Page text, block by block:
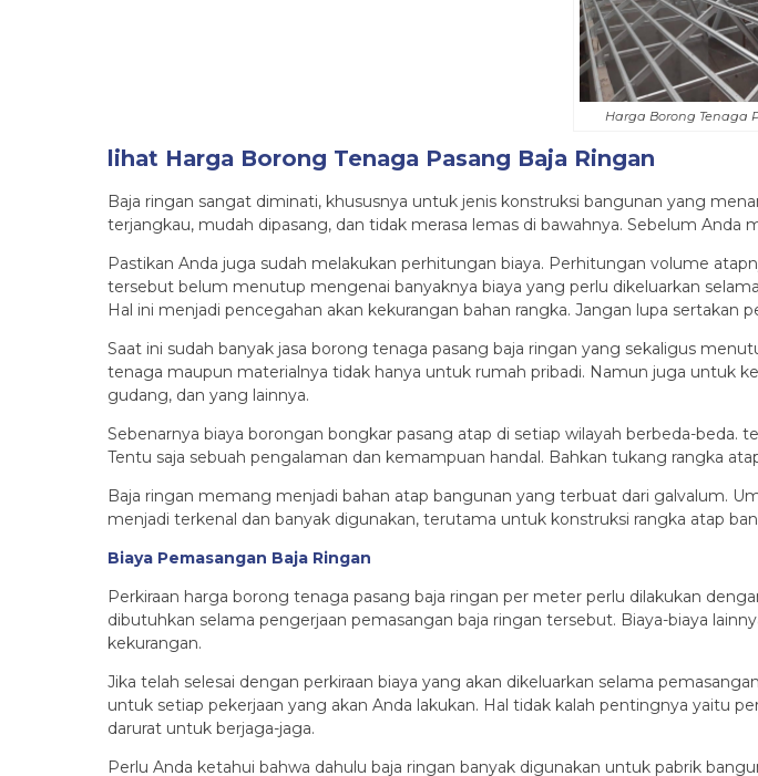
Harga Borong Tenaga
lihat Harga Borong Tenaga Pasang Baja Ringan
Baja ringan sangat diminati, khususnya untuk jenis konstruksi bangunan yang
terjangkau, mudah dipasang, dan tidak merasa lemas di bawahnya. Sebelum Anda
Pastikan Anda juga sudah melakukan perhitungan biaya. Perhitungan volume
tersebut belum menutup mengenai banyaknya biaya yang perlu dikeluarkan
Hal ini menjadi pencegahan akan kekurangan bahan rangka. Jangan lupa sertakan
Saat ini sudah banyak jasa borong tenaga pasang baja ringan yang sekaligus
tenaga maupun materialnya tidak hanya untuk rumah pribadi. Namun juga untuk
gudang, dan yang lainnya.
Sebenarnya biaya borongan bongkar pasang atap di setiap wilayah berbeda-beda.
Tentu saja sebuah pengalaman dan kemampuan handal. Bahkan tukang rangka
Baja ringan memang menjadi bahan atap bangunan yang terbuat dari galvalum.
menjadi terkenal dan banyak digunakan, terutama untuk konstruksi rangka atap
Biaya Pemasangan Baja Ringan
Perkiraan harga borong tenaga pasang baja ringan per meter perlu dilakukan
dibutuhkan selama pengerjaan pemasangan baja ringan tersebut. Biaya-biaya
kekurangan.
Jika telah selesai dengan perkiraan biaya yang akan dikeluarkan selama
untuk setiap pekerjaan yang akan Anda lakukan. Hal tidak kalah pentingnya yaitu
darurat untuk berjaga-jaga.
Perlu Anda ketahui bahwa dahulu baja ringan banyak digunakan untuk pabrik